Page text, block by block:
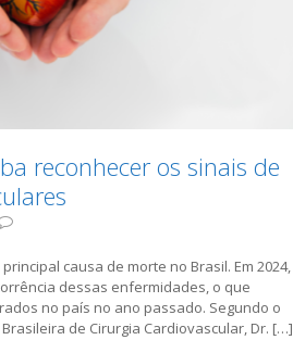
reconhecer os sinais de
causa de morte no Brasil. Em 2024,
dessas enfermidades, o que
no país no ano passado. Segundo o
de Cirurgia Cardiovascular, Dr. […]